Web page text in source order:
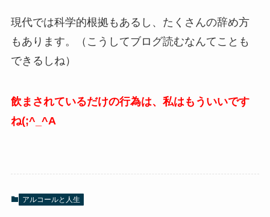
現代では科学的根拠もあるし、たくさんの辞め方
もあります。（こうしてブログ読むなんてことも
できるしね）
飲まされているだけの行為は、私はもういいです
ね(;^_^A
アルコールと人生